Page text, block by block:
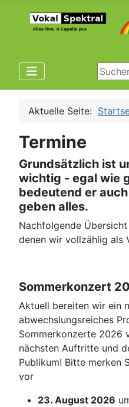
Suchen
Aktuelle Seite:
Termine
Grundsätzlich ist
wichtig - egal wie
bedeutend er
geben alles.
Nachfolgende
denen wir vollzählig als
Sommerkonzert
Aktuell bereiten wir ein
abwechslungsreiches
Sommerkonzerte 2026
nächsten Auftritte und
Publikum! Bitte merken
vor
23. August 2026